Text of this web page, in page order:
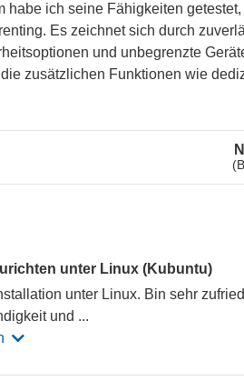
habe ich seine Fähigkeiten
Es zeichnet sich durch
und unbegrenzte
zusätzlichen Funktionen wie
unter Linux (Kubuntu)
unter Linux. Bin sehr
und ...